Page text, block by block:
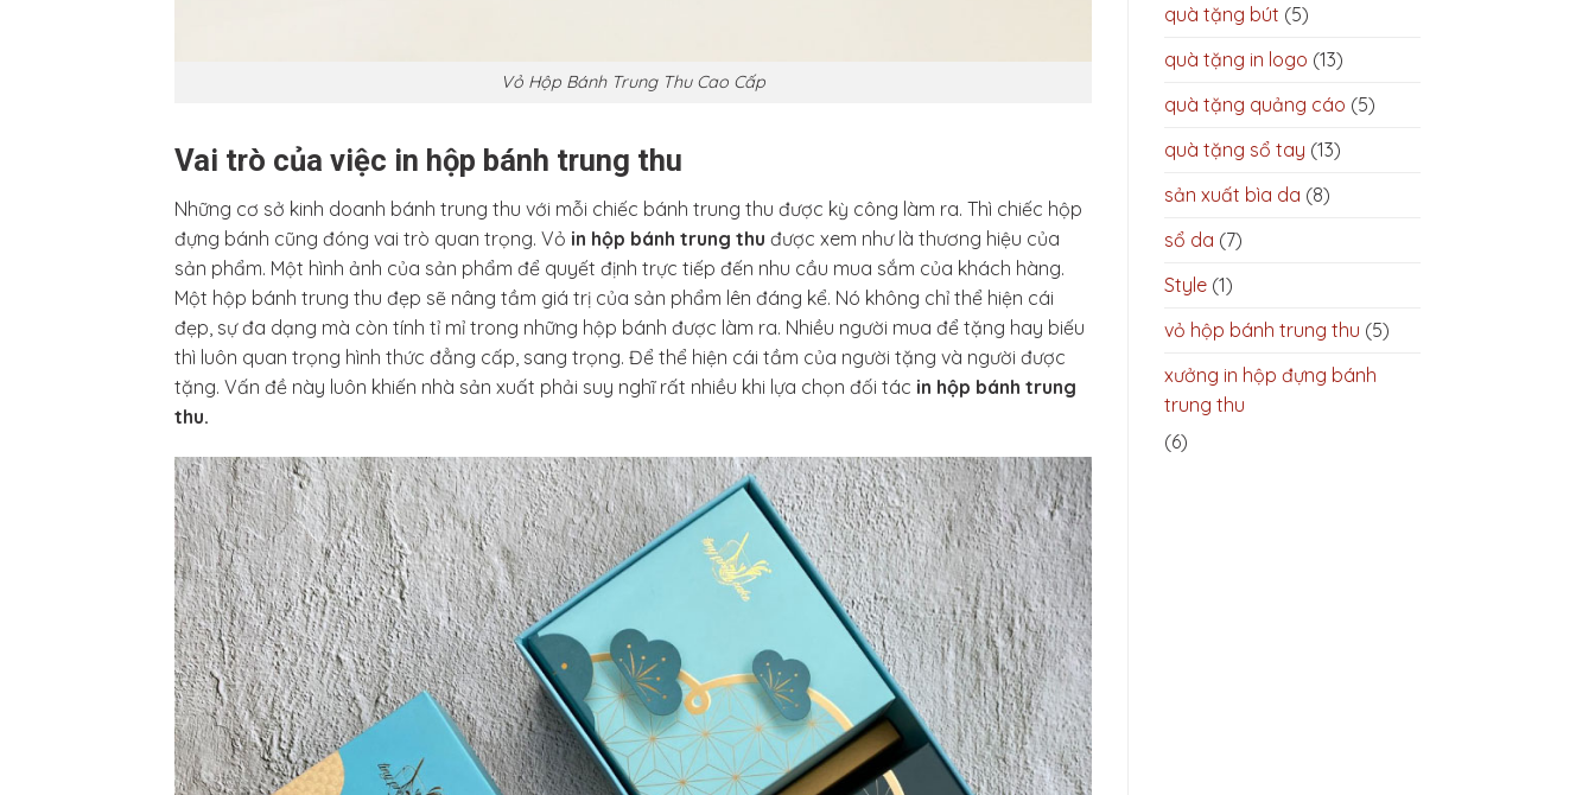
Vỏ Hộp Bánh Trung Thu Cao Cấp
Vai trò của việc in hộp bánh trung thu
Những cơ sở kinh doanh bánh trung thu với mỗi chiếc bánh trung thu được kỳ công làm ra. Thì chiếc hộp
đựng bánh cũng đóng vai trò quan trọng. Vỏ in hộp bánh trung thu được xem như là thương hiệu của
sản phẩm. Một hình ảnh của sản phẩm để quyết định trực tiếp đến nhu cầu mua sắm của khách hàng.
Một hộp bánh trung thu đẹp sẽ nâng tầm giá trị của sản phẩm lên đáng kể. Nó không chỉ thể hiện cái
đẹp, sự đa dạng mà còn tính tỉ mỉ trong những hộp bánh được làm ra. Nhiều người mua để tặng hay biếu
thì luôn quan trọng hình thức đẳng cấp, sang trọng. Để thể hiện cái tầm của người tặng và người được
tặng. Vấn đề này luôn khiến nhà sản xuất phải suy nghĩ rất nhiều khi lựa chọn đối tác in hộp bánh trung
thu.
quà tặng bút (5)
quà tặng in logo (13)
quà tặng quảng cáo (5)
quà tặng sổ tay (13)
sản xuất bìa da (8)
sổ da (7)
Style(1)
vỏ hộp bánh trung thu (5)
xưởng in hộp đựng bánh
trung thu
(6)